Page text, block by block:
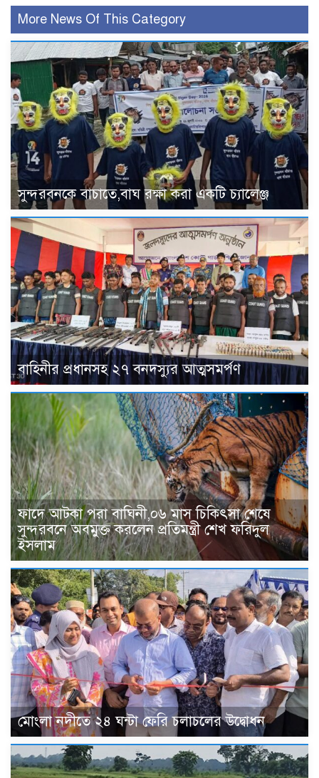
More News Of This Category
সুন্দরবনকে বাচাতে,বাঘ রক্ষা করা একটি চ্যালেঞ্জ
বাহিনীর প্রধানসহ ২৭ বনদস্যুর আত্মসমর্পণ
ফাদে আটকা পরা বাঘিনী,০৬ মাস চিকিৎসা শেষে
সুন্দরবনে অবমুক্ত করলেন প্রতিমন্ত্রী শেখ ফরিদুল
ইসলাম
মোংলা নদীতে ২৪ ঘন্টা ফেরি চলাচলের উদ্বোধন